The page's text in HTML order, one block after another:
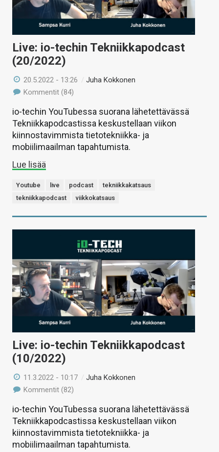
Live: io-techin Tekniikkapodcast
(20/2022)
20.5.2022 - 13:26 /Juha Kokkonen
Kommentit (84)
io-techin YouTubessa suorana lähetettävässä
Tekniikkapodcastissa keskustellaan viikon
kiinnostavimmista tietotekniikka- ja
mobiilimaailman tapahtumista.
Lue lisää
Youtube live podcast
tekniikkakatsaus
tekniikkapodcast
viikkokatsaus
Live: io-techin Tekniikkapodcast
(10/2022)
11.3.2022 - 10:17 /Juha Kokkonen
Kommentit (82)
io-techin YouTubessa suorana lähetettävässä
Tekniikkapodcastissa keskustellaan viikon
kiinnostavimmista tietotekniikka- ja
mobiilimaailman tapahtumista.